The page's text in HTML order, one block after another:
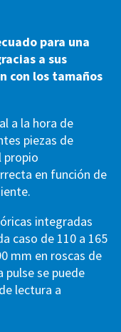
para una
a sus
con los tamaños
a la hora de
piezas de
propio
en función de
integradas
caso de 110 a 165
mm en roscas de
pulse se puede
lectura a